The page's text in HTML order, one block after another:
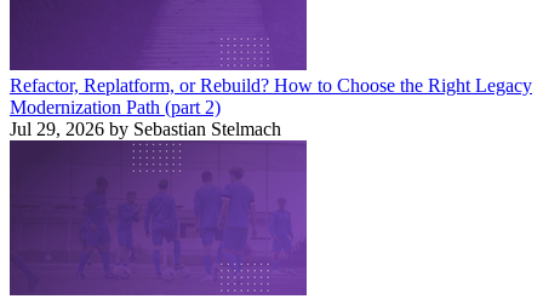
Refactor, Replatform, or Rebuild? How to Choose the Right Legacy
Modernization Path (part 2)
Jul 29, 2026 by Sebastian Stelmach